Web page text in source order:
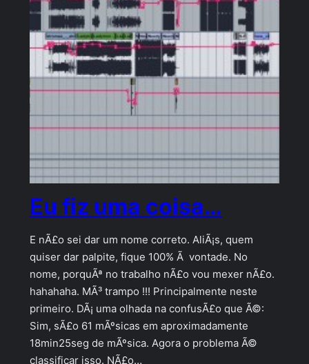
Eu fiz uma coisa…
E nÃ£o sei dar um nome correto. AliÃ¡s, quem
quiser dar palpite, fique 100% Ã vontade. No
nome, porquÃª no trabalho nÃ£o vou mexer nÃ£o.
hahahaha. MÃ³ trampo !!! Principalmente neste
primeiro. DÃ¡ uma olhada na confusÃ£o que Ã©:
Sim, sÃ£o 61 mÃºsicas em aproximadamente
18min25seg de mÃºsica. Agora o problema Ã©
classificar isso. NÃ£o…